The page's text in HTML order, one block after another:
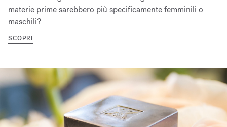
materie prime sarebbero più specificamente femminili o
maschili?
SCOPRI